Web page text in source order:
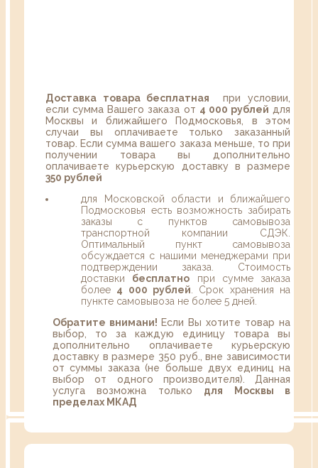
Доставка товара бесплатная при условии,
если сумма Вашего заказа от 4 000 рублей для
Москвы и ближайшего Подмосковья, в этом
случаи вы оплачиваете только заказанный
товар. Если сумма вашего заказа меньше, то при
получении товара вы дополнительно
оплачиваете курьерскую доставку в размере
350 рублей
для Московской области и ближайшего
Подмосковья есть возможность забирать
заказы с пунктов самовывоза
транспортной компании СДЭК.
Оптимальный пункт самовывоза
обсуждается с нашими менеджерами при
подтверждении заказа. Стоимость
доставки бесплатно при сумме заказа
более 4 000 рублей . Срок хранения на
пункте самовывоза не более 5 дней.
Обратите внимани! Если Вы хотите товар на
выбор, то за каждую единицу товара вы
дополнительно оплачиваете курьерскую
доставку в размере 350 руб., вне зависимости
от суммы заказа (не больше двух единиц на
выбор от одного производителя). Данная
услуга возможна только для Москвы в
пределах МКАД